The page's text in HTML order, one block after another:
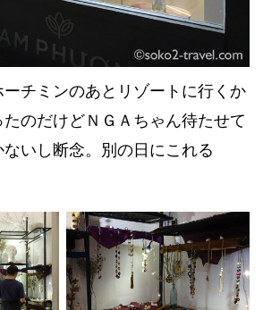
チミンのあとリゾートに行くか
のだけどＮＧＡちゃん待たせて
いし断念。別の日にこれる